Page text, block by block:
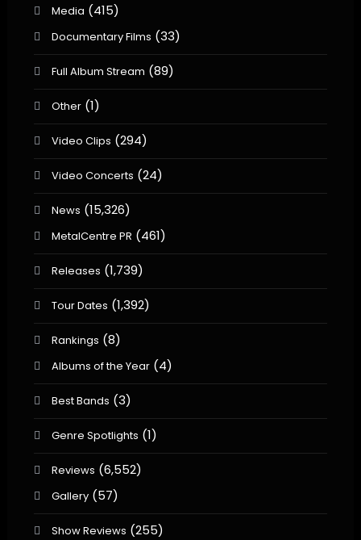
Media (415)
Documentary Films (33)
Full Album Stream (89)
Other(1)
Video Clips (294)
Video Concerts (24)
News (15,326)
MetalCentre PR (461)
Releases (1,739)
Tour Dates (1,392)
Rankings (8)
Albums of the Year(4)
Best Bands (3)
Genre Spotlights (1)
Reviews (6,552)
Gallery(57)
Show Reviews (255)